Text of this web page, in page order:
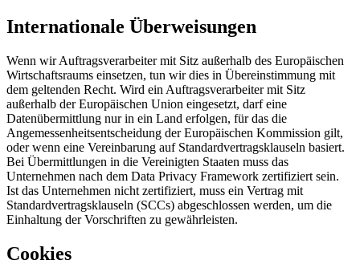
Internationale Überweisungen
Wenn wir Auftragsverarbeiter mit Sitz außerhalb des Europäischen
Wirtschaftsraums einsetzen, tun wir dies in Übereinstimmung mit
dem geltenden Recht. Wird ein Auftragsverarbeiter mit Sitz
außerhalb der Europäischen Union eingesetzt, darf eine
Datenübermittlung nur in ein Land erfolgen, für das die
Angemessenheitsentscheidung der Europäischen Kommission gilt,
oder wenn eine Vereinbarung auf Standardvertragsklauseln basiert.
Bei Übermittlungen in die Vereinigten Staaten muss das
Unternehmen nach dem Data Privacy Framework zertifiziert sein.
Ist das Unternehmen nicht zertifiziert, muss ein Vertrag mit
Standardvertragsklauseln (SCCs) abgeschlossen werden, um die
Einhaltung der Vorschriften zu gewährleisten.
Cookies